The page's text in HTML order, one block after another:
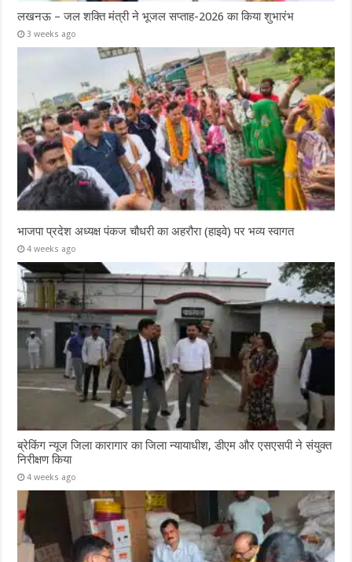
लखनऊ – जल शक्ति मंत्री ने भूजल सप्ताह-2026 का किया शुभारंभ
3 weeks ago
भाजपा प्रदेश अध्यक्ष पंकज चौधरी का अहरौरा (हाइवे) पर भव्य स्वागत
4 weeks ago
ब्रेकिंग न्यूज जिला कारागार का जिला न्यायाधीश, डीएम और एसएसपी ने संयुक्त
निरीक्षण किया
4 weeks ago